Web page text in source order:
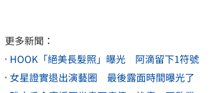
更多新聞：
HOOK「絕美長髮照」曝光 阿滴留下1符號
女星證實退出演藝圈 最後露面時間曝光了